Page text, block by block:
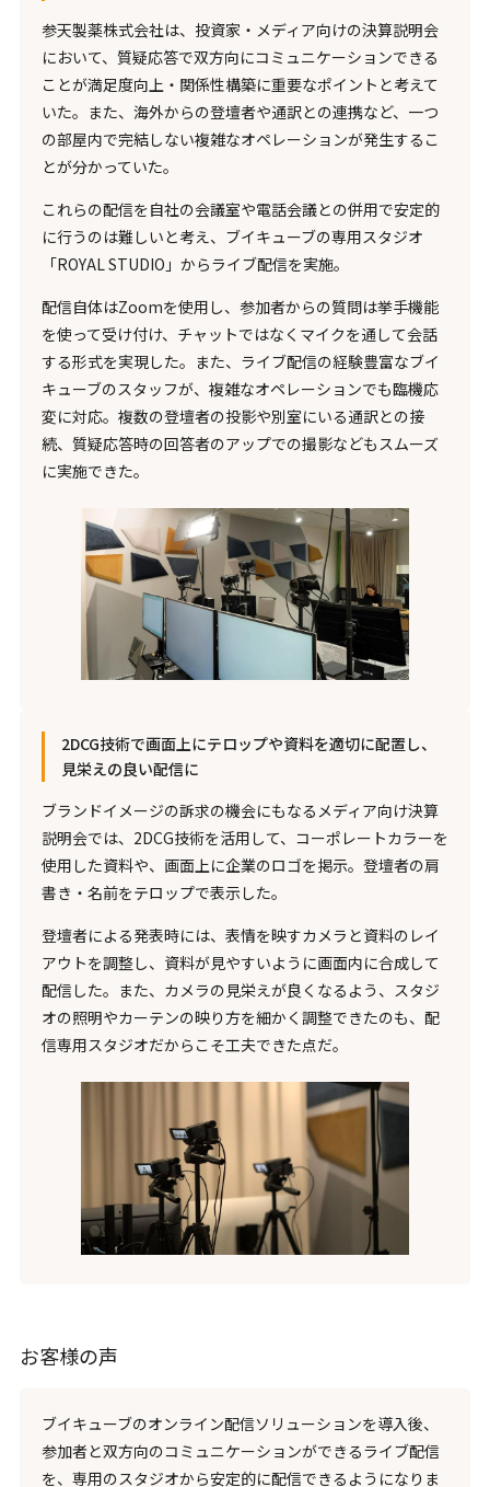
参天製薬株式会社は、投資家・メディア向けの決算説明会
において、質疑応答で双方向にコミュニケーションできる
ことが満足度向上・関係性構築に重要なポイントと考えて
いた。また、海外からの登壇者や通訳との連携など、一つ
の部屋内で完結しない複雑なオペレーションが発生するこ
とが分かっていた。
これらの配信を自社の会議室や電話会議との併用で安定的
に行うのは難しいと考え、ブイキューブの専用スタジオ
「ROYAL STUDIO」からライブ配信を実施。
配信自体はZoomを使用し、参加者からの質問は挙手機能
を使って受け付け、チャットではなくマイクを通して会話
する形式を実現した。また、ライブ配信の経験豊富なブイ
キューブのスタッフが、複雑なオペレーションでも臨機応
変に対応。複数の登壇者の投影や別室にいる通訳との接
続、質疑応答時の回答者のアップでの撮影などもスムーズ
に実施できた。
2DCG技術で画面上にテロップや資料を適切に配置し、
見栄えの良い配信に
ブランドイメージの訴求の機会にもなるメディア向け決算
説明会では、2DCG技術を活用して、コーポレートカラーを
使用した資料や、画面上に企業のロゴを掲示。登壇者の肩
書き・名前をテロップで表示した。
登壇者による発表時には、表情を映すカメラと資料のレイ
アウトを調整し、資料が見やすいように画面内に合成して
配信した。また、カメラの見栄えが良くなるよう、スタジ
オの照明やカーテンの映り方を細かく調整できたのも、配
信専用スタジオだからこそ工夫できた点だ。
お客様の声
ブイキューブのオンライン配信ソリューションを導入後、
参加者と双方向のコミュニケーションができるライブ配信
を、専用のスタジオから安定的に配信できるようになりま